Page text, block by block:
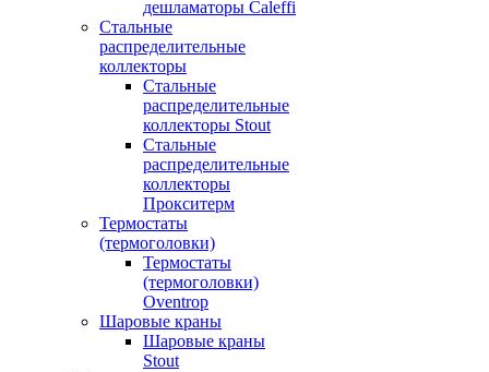
дешламаторы Caleffi
Стальные
распределительные
коллекторы
Стальные
распределительные
коллекторы Stout
Стальные
распределительные
коллекторы
Прокситерм
Термостаты
(термоголовки)
Термостаты
(термоголовки)
Oventrop
Шаровые краны
Шаровые краны
Stout